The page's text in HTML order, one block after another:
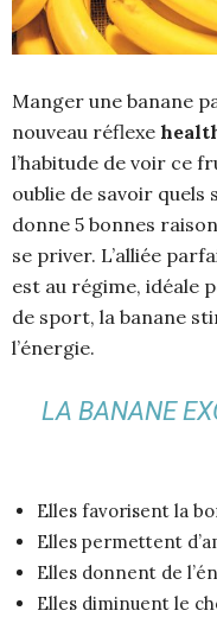
Manger une banane
nouveau réflexe
l’habitude de voir ce
oublie de savoir quels
donne 5 bonnes
se priver. L’alliée
est au régime, idéale
de sport, la banane
l’énergie.
LA BANANE
Elles favorisent la
Elles permettent
Elles donnent de
Elles diminuent le